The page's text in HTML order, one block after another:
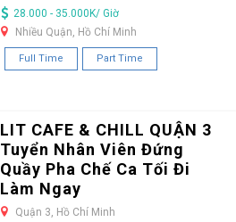
28.000 - 35.000K/ Giờ
Nhiều Quận, Hồ Chí Minh
Full Time Part Time
LIT CAFE & CHILL QUẬN 3
Tuyển Nhân Viên Đứng
Quầy Pha Chế Ca Tối Đi
Làm Ngay
Quận 3, Hồ Chí Minh